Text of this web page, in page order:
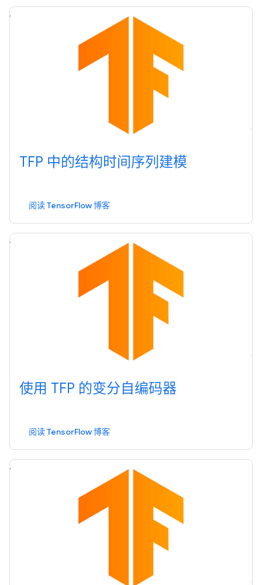
TFP 中的结构时间序列建模
阅读 TensorFlow 博客
使用 TFP 的变分自编码器
阅读 TensorFlow 博客